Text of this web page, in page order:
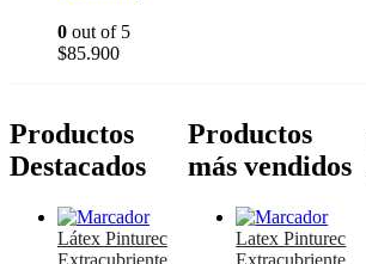
0 out of 5
$85.900
Productos
Destacados
Látex Pinturec
Extracubriente
Productos
más vendidos
Latex Pinturec
Extracubriente